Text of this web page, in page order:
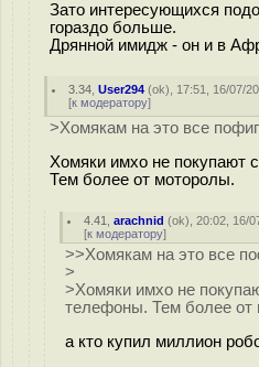
Зато интересующихся
гораздо больше.
Дрянной имидж - он и в
3.34 ,User294 (ok), 17:51, 16/07/
[к модератору]
>Хомякам на это все
Хомяки имхо не покупают
Тем более от моторолы.
4.41 ,arachnid (ok), 20:02, 16/
[к модератору]
>>Хомякам на это все
>
>Хомяки имхо не
телефоны. Тем более от
а кто купил миллион